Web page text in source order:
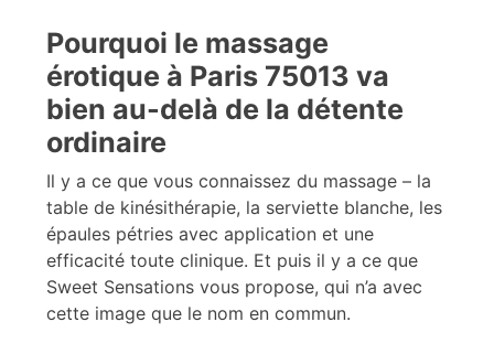
Pourquoi le massage
érotique à Paris 75013 va
bien au-delà de la détente
ordinaire
Il y a ce que vous connaissez du massage – la
table de kinésithérapie, la serviette blanche, les
épaules pétries avec application et une
efficacité toute clinique. Et puis il y a ce que
Sweet Sensations vous propose, qui n’a avec
cette image que le nom en commun.